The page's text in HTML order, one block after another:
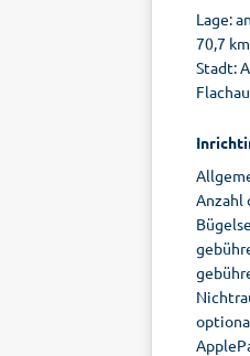
Lage:
70,7
Stadt:
Anzahl